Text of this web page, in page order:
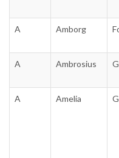
A Amborg
A Ambrosius
A Amelia